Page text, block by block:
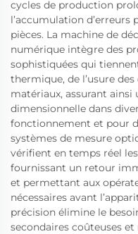
cycles de production
l’accumulation
pièces. La machine de
numérique intègre des
sophistiquées qui
thermique, de l’usure
matériaux, assurant
dimensionnelle dans
fonctionnement et pour
systèmes de mesure
vérifient en temps réel
fournissant un retour
et permettant aux
nécessaires avant
précision élimine le
secondaires coûteuses